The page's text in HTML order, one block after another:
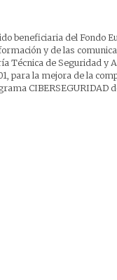
beneficiaria del Fondo
y de las
Técnica de Seguridad y
para la mejora de la
CIBERSEGURIDAD